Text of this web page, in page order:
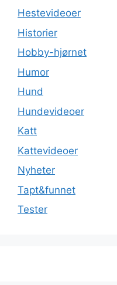
Hestevideoer
Historier
Hobby-hjørnet
Humor
Hund
Hundevideoer
Katt
Kattevideoer
Nyheter
Tapt&funnet
Tester